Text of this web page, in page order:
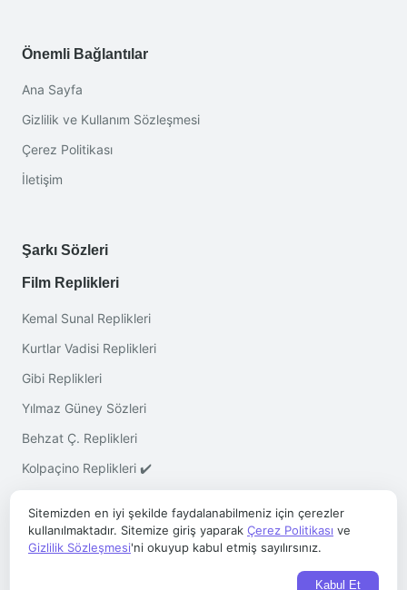
Önemli Bağlantılar
Ana Sayfa
Gizlilik ve Kullanım Sözleşmesi
Çerez Politikası
İletişim
Şarkı Sözleri
Film Replikleri
Kemal Sunal Replikleri
Kurtlar Vadisi Replikleri
Gibi Replikleri
Yılmaz Güney Sözleri
Behzat Ç. Replikleri
Kolpaçino Replikleri ✔️
- Her Hakkı Saklıdır
Sitemizden en iyi şekilde faydalanabilmeniz için çerezler
kullanılmaktadır. Sitemize giriş yaparak Çerez Politikası ve
Gizlilik Sözleşmesi'ni okuyup kabul etmiş sayılırsınız.
Kabul Et